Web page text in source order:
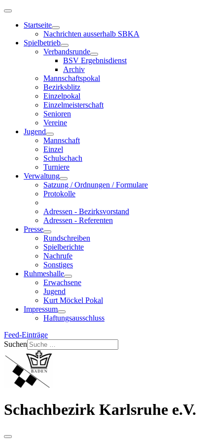
Startseite
Nachrichten ausserhalb SBKA
Spielbetrieb
Verbandsrunde
BSV Ergebnisdienst
Archiv
Mannschaftspokal
Bezirksblitz
Einzelpokal
Einzelmeisterschaft
Senioren
Vereine
Jugend
Mannschaft
Einzel
Schulschach
Turniere
Verwaltung
Satzung / Ordnungen / Formulare
Protokolle
Adressen - Bezirksvorstand
Adressen - Referenten
Presse
Rundschreiben
Spielberichte
Nachrufe
Sonstiges
Ruhmeshalle
Erwachsene
Jugend
Kurt Möckel Pokal
Impressum
Haftungsausschluss
Feed-Einträge
Suchen
Schachbezirk Karlsruhe e.V.